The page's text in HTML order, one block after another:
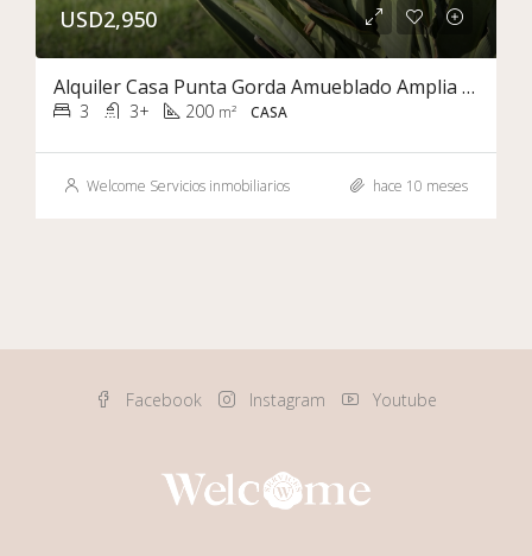
USD2,950
Alquiler Casa Punta Gorda Amueblado Amplia Garage Varios Autos
3 3+ 200 m² CASA
Welcome Servicios inmobiliarios hace 10 meses
Facebook Instagram Youtube